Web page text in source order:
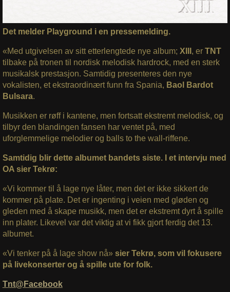
Det melder Playground i en pressemelding.
«Med utgivelsen av sitt etterlengtede nye album; XIII , er TNT
tilbake på tronen til nordisk melodisk hardrock, med en sterk
musikalsk prestasjon. Samtidig presenteres den nye
vokalisten, et ekstraordinært funn fra Spania, Baol Bardot
Bulsara.
Musikken er røff i kantene, men fortsatt ekstremt melodisk, og
tilbyr den blandingen fansen har ventet på, med
uforglemmelige melodier og balls to the wall-riffene.
Samtidig blir dette albumet bandets siste. I et intervju med
OA sier Tekrø:
«Vi kommer til å lage nye låter, men det er ikke sikkert de
kommer på plate. Det er ingenting i veien med gløden og
gleden med å skape musikk, men det er ekstremt dyrt å spille
inn plater. Likevel var det viktig at vi fikk gjort ferdig det 13.
albumet.
«Vi tenker på å lage show nå»sier Tekrø, som vil fokusere
på livekonserter og å spille ute for folk.
Tnt@Facebook